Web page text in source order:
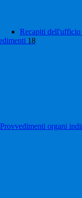
Recapiti dell'ufficio
18
Provvedimenti organi